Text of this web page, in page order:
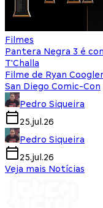
Filmes
Pantera Negra 3 é
T'Challa
Filme de Ryan
San Diego Comic-Con
Pedro Siqueira
25.jul.26
Pedro Siqueira
25.jul.26
Veja mais Notícias